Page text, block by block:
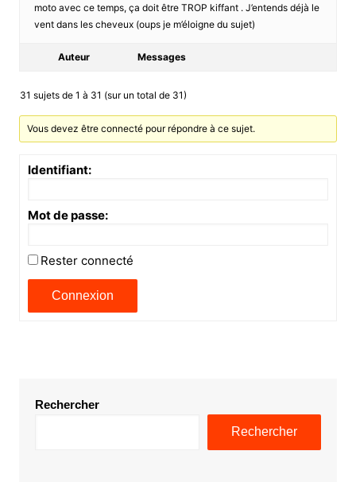
moto avec ce temps, ça doit être TROP kiffant . J’entends déjà le
vent dans les cheveux (oups je m’éloigne du sujet)
Auteur Messages
31 sujets de 1 à 31 (sur un total de 31)
Vous devez être connecté pour répondre à ce sujet.
Identifiant:
Mot de passe:
Rester connecté
Connexion
Rechercher
Rechercher